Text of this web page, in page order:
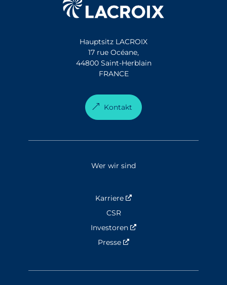
Hauptsitz LACROIX
17 rue Océane,
44800 Saint-Herblain
FRANCE
Kontakt
Wer wir sind
Karriere
CSR
Investoren
Presse